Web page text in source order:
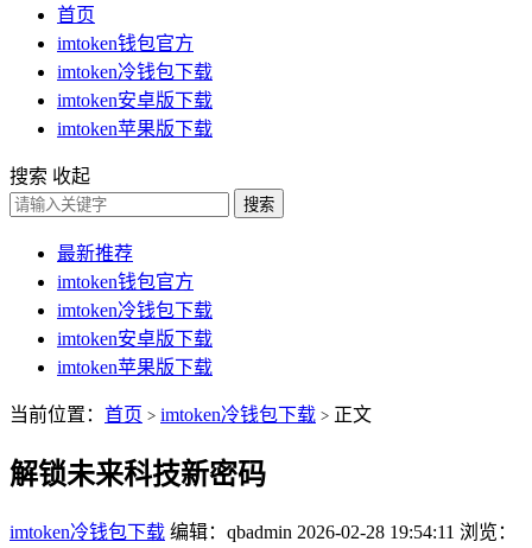
首页
imtoken钱包官方
imtoken冷钱包下载
imtoken安卓版下载
imtoken苹果版下载
搜索 收起
搜索
最新推荐
imtoken钱包官方
imtoken冷钱包下载
imtoken安卓版下载
imtoken苹果版下载
当前位置： 首页 > imtoken冷钱包下载 > 正文
解锁未来科技新密码
imtoken冷钱包下载 编辑：qbadmin 2026-02-28 19:54:11 浏览：